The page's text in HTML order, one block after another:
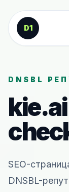
К содержанию
D1
DNSBL
kie.ai
SEO-
DNSBL-